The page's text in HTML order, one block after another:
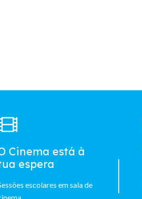
Cinema está à
espera
escolares em sala de